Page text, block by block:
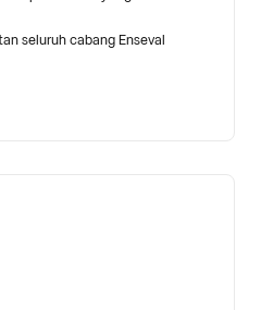
seluruh cabang Enseval